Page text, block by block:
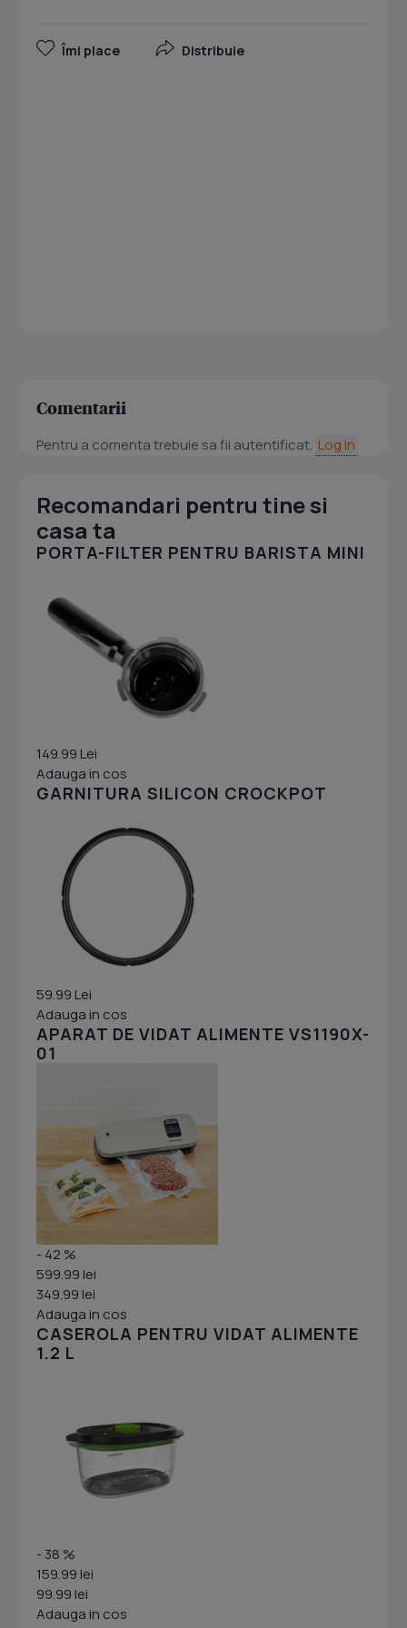
Îmi place Distribuie
Comentarii
Pentru a comenta trebuie sa fii autentificat. Log in
Recomandari pentru tine si
casa ta
PORTA-FILTER PENTRU BARISTA MINI
149.99 Lei
Adauga in cos
GARNITURA SILICON CROCKPOT
59.99 Lei
Adauga in cos
APARAT DE VIDAT ALIMENTE VS1190X-
01
- 42 %
599.99 lei
349.99 lei
Adauga in cos
CASEROLA PENTRU VIDAT ALIMENTE
1.2 L
- 38 %
159.99 lei
99.99 lei
Adauga in cos